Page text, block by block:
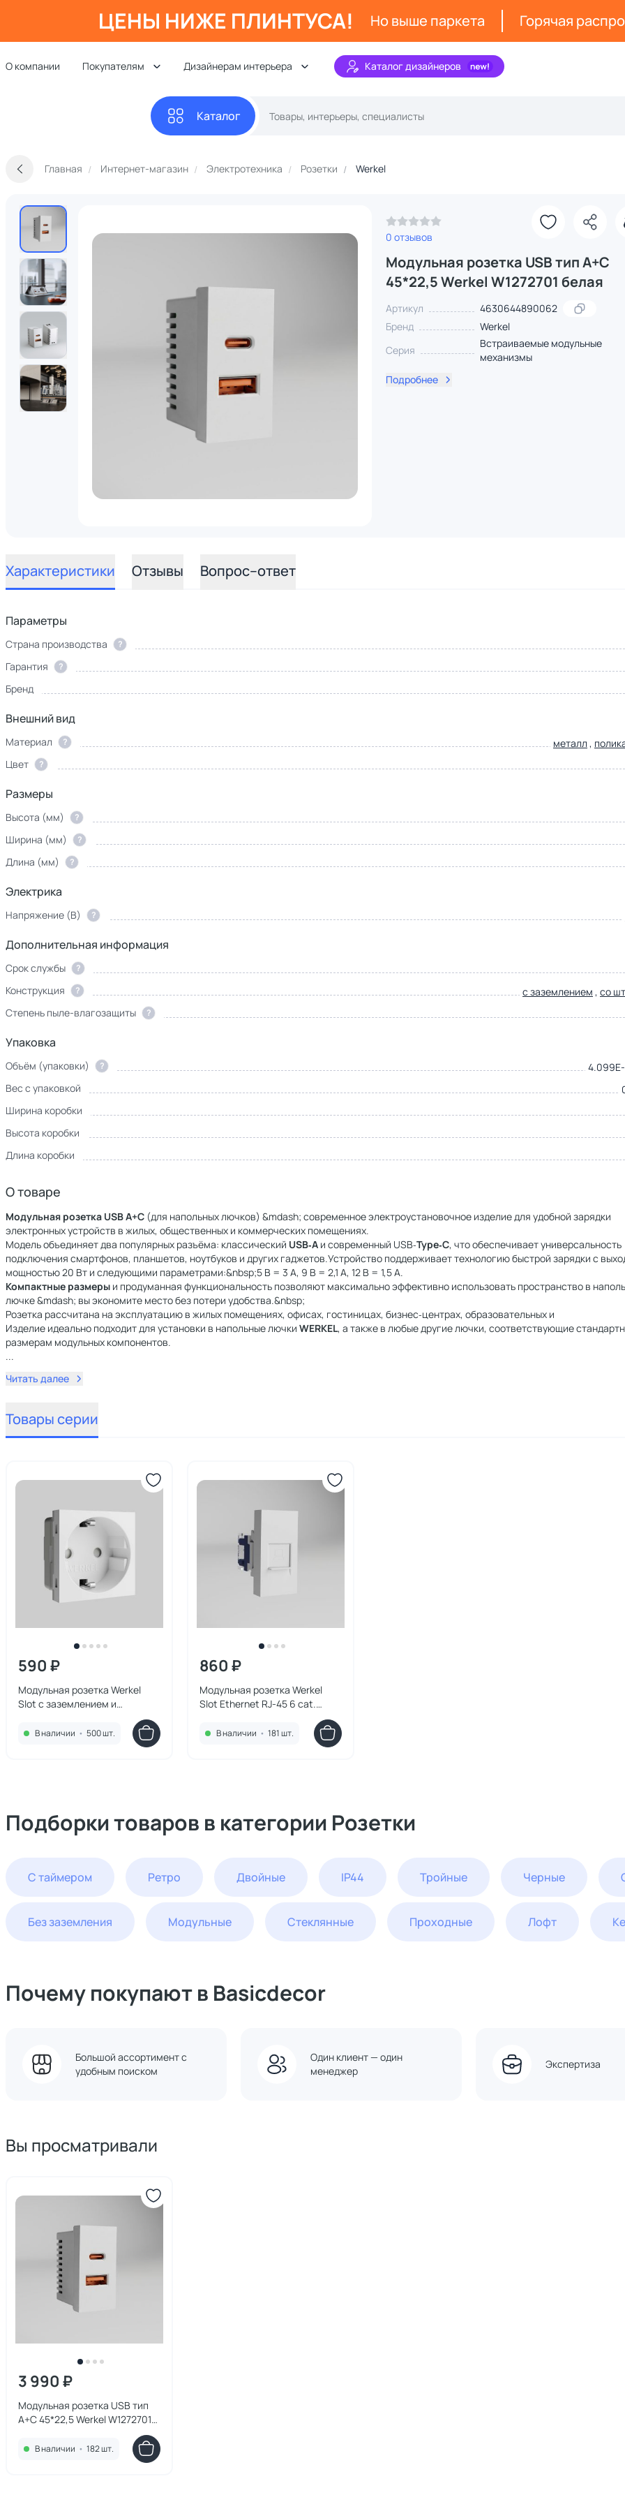
ЦЕНЫ НИЖЕ ПЛИНТУСА! Но выше паркета Горячая
О компании Покупателям Дизайнерам интерьера Каталог дизайнеров
Каталог
Главная Интернет-магазин Электротехника Розетки Werkel
0 отзывов
Модульная розетка USB тип A+C
45*22,5 Werkel W1272701 белая
Артикул
4630644890062
Бренд
Werkel
Серия
Встраиваемые модульные
механизмы
Подробнее
Характеристики Отзывы Вопрос–ответ
Параметры
Страна производства ?
Гарантия
?
Бренд
Внешний вид
Материал ? металл ,
Цвет
?
Размеры
Высота (мм) ?
Ширина (мм)
?
Длина (мм)
?
Электрика
Напряжение (В) ?
Дополнительная информация
Срок службы ?
Конструкция
? с заземлением , со
Степень пыле-влагозащиты
?
Упаковка
Объём (упаковки) ?
Вес с упаковкой
Ширина коробки
Высота коробки
Длина коробки
О товаре
Модульная розетка USB A+C (для напольных лючков) &mdash; современное электроустановочное изделие для удобной зарядки
электронных устройств в жилых, общественных и коммерческих помещениях.
Модель объединяет два популярных разъёма: классический USB‑A и современный USB‑Type‑C, что обеспечивает универсальность
подключения смартфонов, планшетов, ноутбуков и других гаджетов.Устройство поддерживает технологию быстрой зарядки с
мощностью 20 Вт и следующими параметрами:&nbsp;5 В = 3 А, 9 В = 2,1 А, 12 В = 1,5 А.
Компактные размеры и продуманная функциональность позволяют максимально эффективно использовать пространство в
лючке &mdash; вы экономите место без потери удобства.&nbsp;
Розетка рассчитана на эксплуатацию в жилых помещениях, офисах, гостиницах, бизнес‑центрах, образовательных и
Изделие идеально подходит для установки в напольные лючки WERKEL, а также в любые другие лючки, соответствующие
размерам модульных компонентов.
...
Читать далее
Товары серии
590 ₽
Модульная розетка Werkel
Slot с заземлением и
шторками (белый) W1171160
В наличии • 500 шт.
860 ₽
Модульная розетка Werkel
Slot Ethernet RJ-45 6 cat.
В наличии • 181 шт.
Подборки товаров в категории Розетки
С таймером Ретро Двойные IP44 Тройные Черные
Без заземления Модульные Cтеклянные Проходные Лофт
Почему покупают в Basicdecor
Большой ассортимент с
удобным поиском
Один клиент — один
менеджер
Экспертиза
Вы просматривали
3 990 ₽
Модульная розетка USB тип
A+C 45*22,5 Werkel W1272701
В наличии • 182 шт.